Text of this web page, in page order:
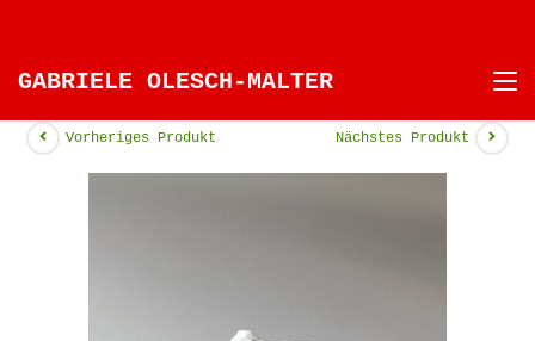
GABRIELE OLESCH-MALTER
Vorheriges Produkt Nächstes Produkt